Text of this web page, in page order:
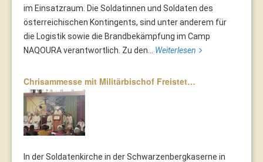
im Einsatzraum. Die Soldatinnen und Soldaten des
österreichischen Kontingents, sind unter anderem für
die Logistik sowie die Brandbekämpfung im Camp
NAQOURA verantwortlich. Zu den... Weiterlesen
Chrisammesse mit Militärbischof Freistet…
In der Soldatenkirche in der Schwarzenbergkaserne in